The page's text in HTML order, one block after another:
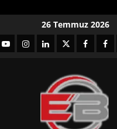
26 Temmuz 2026
YouTubeInstagram
LinkedIntwitter